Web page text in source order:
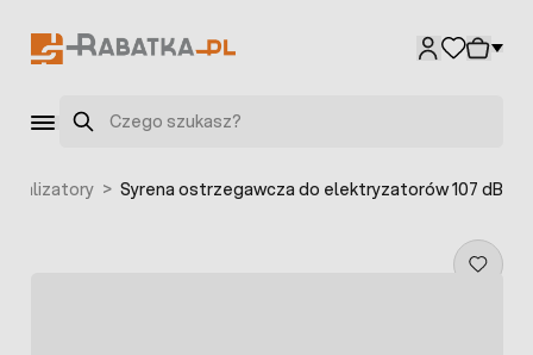
Szukaj
> Syrena ostrzegawcza do elektryzatorów 107 dB